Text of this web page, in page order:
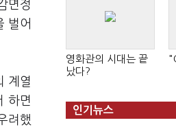
면정
벌어
계열
하면
려했
영화관의 시대는 끝
났다?
인기뉴스